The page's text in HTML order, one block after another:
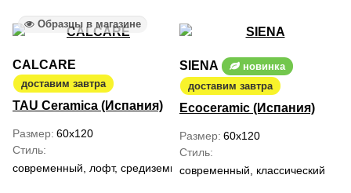
Образцы в магазине
CALCARE
доставим завтра
TAU Ceramica (Испания)
Размер 60x120
Стиль
современный, лофт, средиземноморский
SIENA
новинка
доставим завтра
Ecoceramic (Испания)
Размер 60x120
Стиль
современный, классический